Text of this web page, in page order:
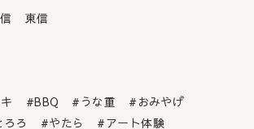
東信
BBQ うな重
おみやげ
ろろ やたら アート体験